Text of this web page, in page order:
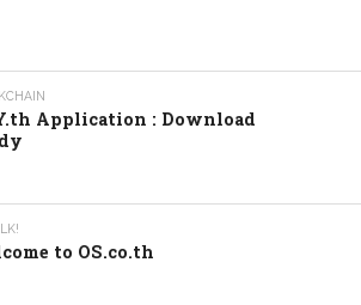
Application : Download
to OS.co.th